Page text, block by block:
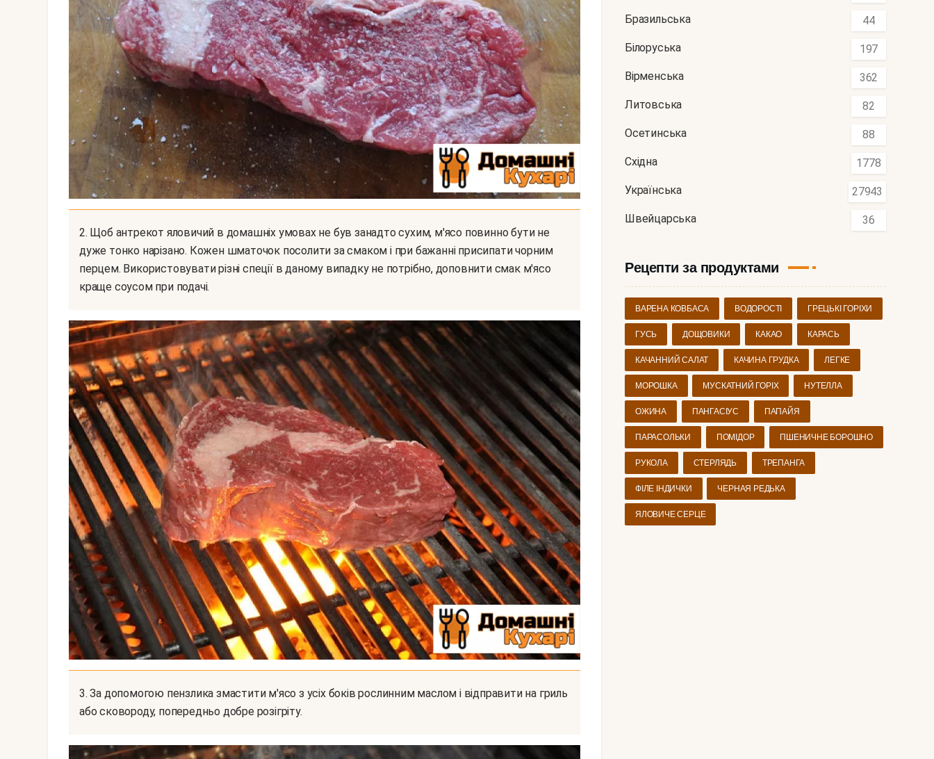
2. Щоб антрекот яловичий в домашніх умовах не був занадто сухим, м'ясо повинно бути не
дуже тонко нарізано. Кожен шматочок посолити за смаком і при бажанні присипати чорним
перцем. Використовувати різні спеції в даному випадку не потрібно, доповнити смак м'ясо
краще соусом при подачі.
3. За допомогою пензлика змастити м'ясо з усіх боків рослинним маслом і відправити на гриль
або сковороду, попередньо добре розігріту.
Бразильська 44
Білоруська 197
Вірменська 362
Литовська 82
Осетинська 88
Східна 1778
Українська 27943
Швейцарська 36
Рецепти за продуктами
ВАРЕНА КОВБАСА ВОДОРОСТІ ГРЕЦЬКІ ГОРІХИ
ГУСЬ ДОЩОВИКИ КАКАО КАРАСЬ
КАЧАННИЙ САЛАТ КАЧИНА ГРУДКА ЛЕГКЕ
МОРОШКА МУСКАТНИЙ ГОРІХ НУТЕЛЛА
ОЖИНА ПАНГАСІУС ПАПАЙЯ
ПАРАСОЛЬКИ ПОМІДОР ПШЕНИЧНЕ БОРОШНО
РУКОЛА СТЕРЛЯДЬ ТРЕПАНГА
ФІЛЕ ІНДИЧКИ ЧЕРНАЯ РЕДЬКА
ЯЛОВИЧЕ СЕРЦЕ